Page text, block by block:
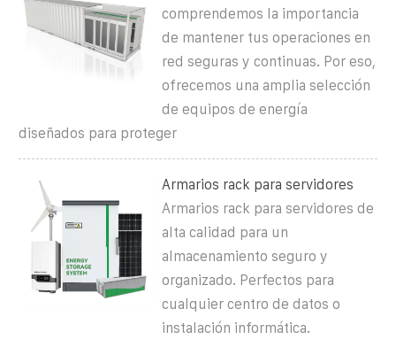
comprendemos la importancia
de mantener tus operaciones en
red seguras y continuas. Por eso,
ofrecemos una amplia selección
de equipos de energía
diseñados para proteger
Armarios rack para servidores
Armarios rack para servidores de
alta calidad para un
almacenamiento seguro y
organizado. Perfectos para
cualquier centro de datos o
instalación informática.